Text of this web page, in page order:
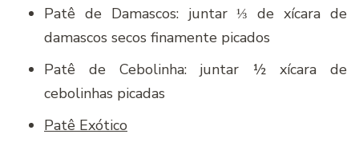
Patê de Damascos: juntar ⅓ de xícara de
damascos secos finamente picados
Patê de Cebolinha: juntar ½ xícara de
cebolinhas picadas
Patê Exótico